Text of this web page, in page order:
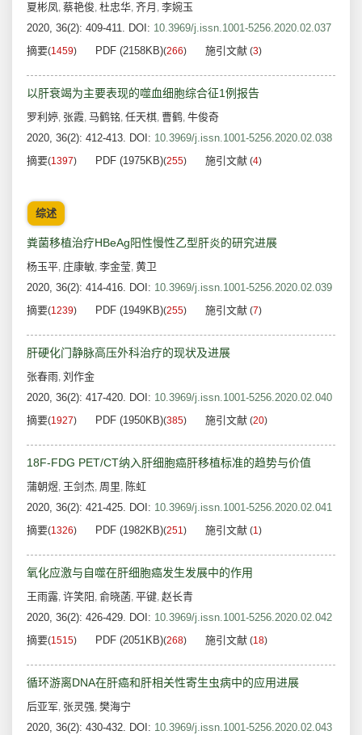
夏彬凤, 蔡艳俊, 杜忠华, 齐月 , 李婉玉
2020, 36(2): 409-411. DOI: 10.3969/j.issn.1001-5256.2020.02.037
摘要(1459) PDF (2158KB)(266) 施引文献 (3)
以肝衰竭为主要表现的噬血细胞综合征1例报告
罗利婷, 张霞, 马鹤铭, 任天棋, 曹鹤, 牛俊奇
2020, 36(2): 412-413. DOI: 10.3969/j.issn.1001-5256.2020.02.038
摘要(1397) PDF (1975KB)(255) 施引文献 (4)
综述
粪菌移植治疗HBeAg阳性慢性乙型肝炎的研究进展
杨玉平, 庄康敏, 李金莹, 黄卫
2020, 36(2): 414-416. DOI: 10.3969/j.issn.1001-5256.2020.02.039
摘要(1239) PDF (1949KB)(255) 施引文献 (7)
肝硬化门静脉高压外科治疗的现状及进展
张春雨, 刘作金
2020, 36(2): 417-420. DOI: 10.3969/j.issn.1001-5256.2020.02.040
摘要(1927) PDF (1950KB)(385) 施引文献 (20)
18F-FDG PET/CT纳入肝细胞癌肝移植标准的趋势与价值
蒲朝煜, 王剑杰, 周里, 陈虹
2020, 36(2): 421-425. DOI: 10.3969/j.issn.1001-5256.2020.02.041
摘要(1326) PDF (1982KB)(251) 施引文献 (1)
氧化应激与自噬在肝细胞癌发生发展中的作用
王雨露, 许笑阳 , 俞晓菡, 平键, 赵长青
2020, 36(2): 426-429. DOI: 10.3969/j.issn.1001-5256.2020.02.042
摘要(1515) PDF (2051KB)(268) 施引文献 (18)
循环游离DNA在肝癌和肝相关性寄生虫病中的应用进展
后亚军, 张灵强, 樊海宁
2020, 36(2): 430-432. DOI: 10.3969/j.issn.1001-5256.2020.02.043